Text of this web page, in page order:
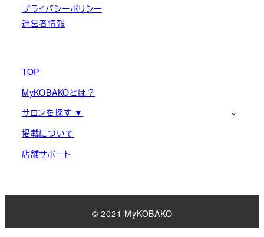
プライバシーポリシー
運営者情報
TOP
MyKOBAKOとは？
サロンを探す ▼
掲載について
店舗サポート
© 2021 MyKOBAKO